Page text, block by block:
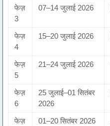
फेज़
3
07–14 जुलाई 2026
फेज़
4
15–20 जुलाई 2026
फेज़
5
21–24 जुलाई 2026
फेज़
6
25 जुलाई–01 सितंबर
2026
फेज़
01–20 सितंबर 2026